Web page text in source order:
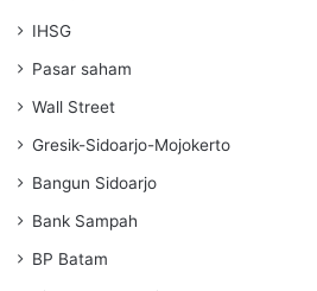
IHSG
Pasar saham
Wall Street
Gresik-Sidoarjo-Mojokerto
Bangun Sidoarjo
Bank Sampah
BP Batam